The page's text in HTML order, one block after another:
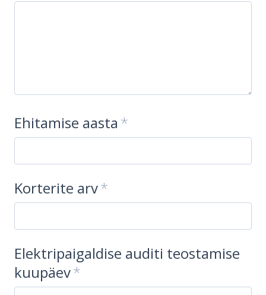
Ehitamise aasta
Korterite arv
Elektripaigaldise auditi teostamise
kuupäev